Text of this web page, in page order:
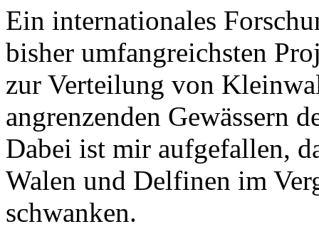
Ein internationales
bisher umfangreichsten
zur Verteilung von
angrenzenden Gewässern
Dabei ist mir aufgefallen,
Walen und Delfinen im
schwanken.